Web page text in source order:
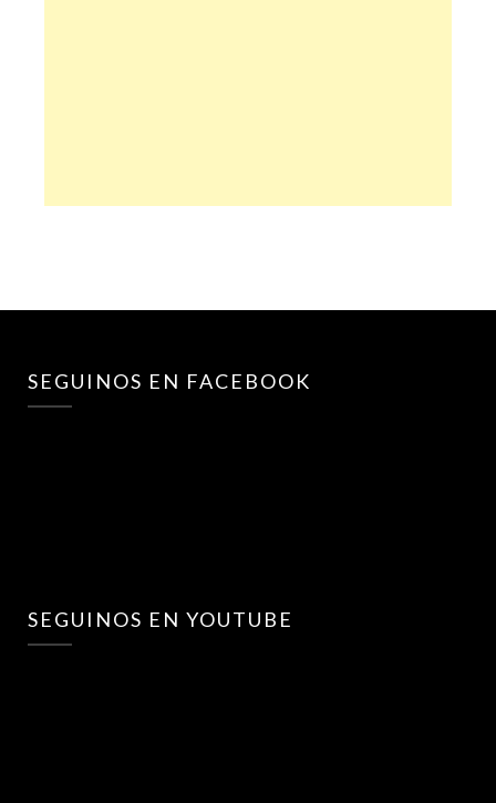
SEGUINOS EN FACEBOOK
SEGUINOS EN YOUTUBE